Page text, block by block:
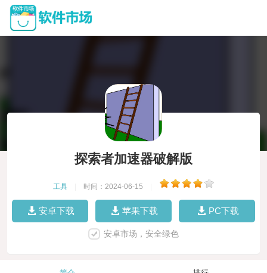
探索者加速器破解版
工具 时间：2024-06-15
安卓下载 苹果下载 PC下载
安卓市场，安全绿色